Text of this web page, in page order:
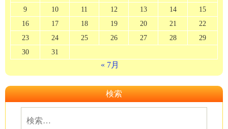
9
10 11 12 13 14
15
16
17 18 19 20 21
22
23
24 25 26 27 28
29
30
31
« 7月
検索